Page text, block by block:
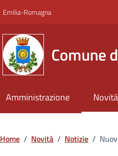
Emilia-Romagna
Comune
Amministrazione Novità
Home / Novità / Notizie /